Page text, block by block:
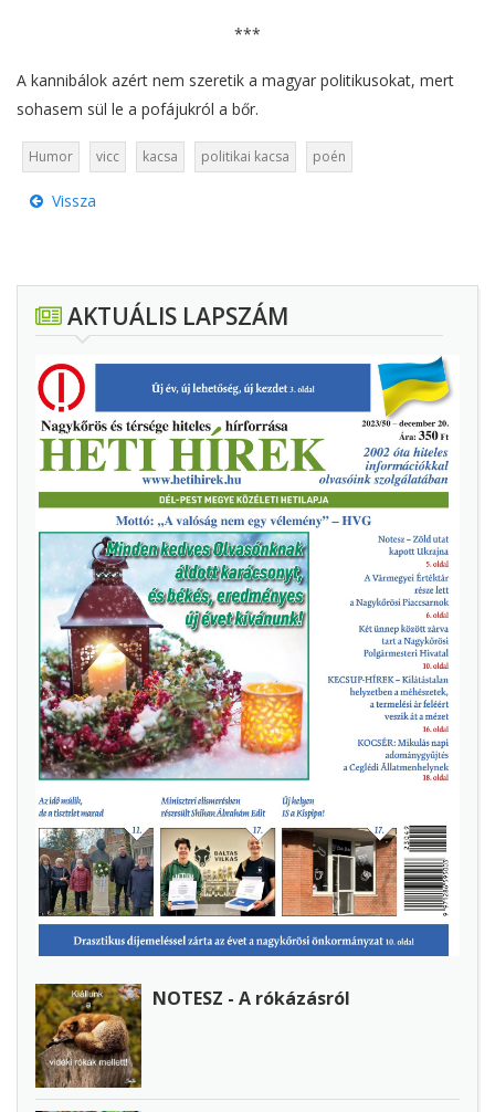
***
A kannibálok azért nem szeretik a magyar politikusokat, mert
sohasem sül le a pofájukról a bőr.
Humor vicc kacsa politikai kacsa poén
Vissza
AKTUÁLIS LAPSZÁM
NOTESZ - A rókázásról